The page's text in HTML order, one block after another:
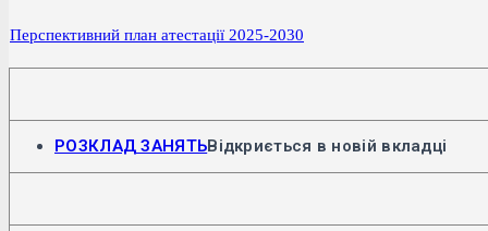
Перспективний план атестації 2025-2030
РОЗКЛАД ЗАНЯТЬВідкриється в новій вкладці